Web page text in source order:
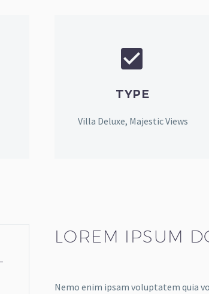


TYPE
Villa Deluxe, Majestic Views
LOREM IPSUM
Nemo enim ipsam voluptatem quia